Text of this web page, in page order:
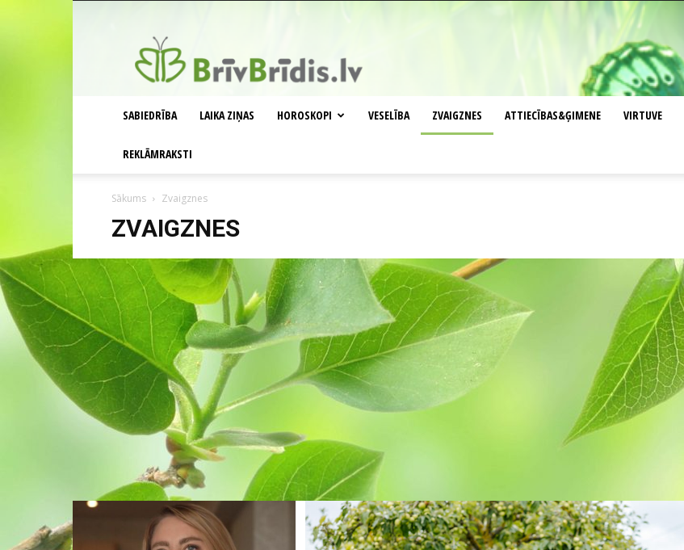
SABIEDRĪBA LAIKA ZIŅAS HOROSKOPI VESELĪBA ZVAIGZNES ATTIECĪBAS&ĢIMENE VIRTUVE
REKLĀMRAKSTI
Sākums Zvaigznes
ZVAIGZNES